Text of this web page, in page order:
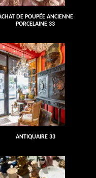
DE POUPÉE ANCIENNE
PORCELAINE 33
ANTIQUAIRE 33